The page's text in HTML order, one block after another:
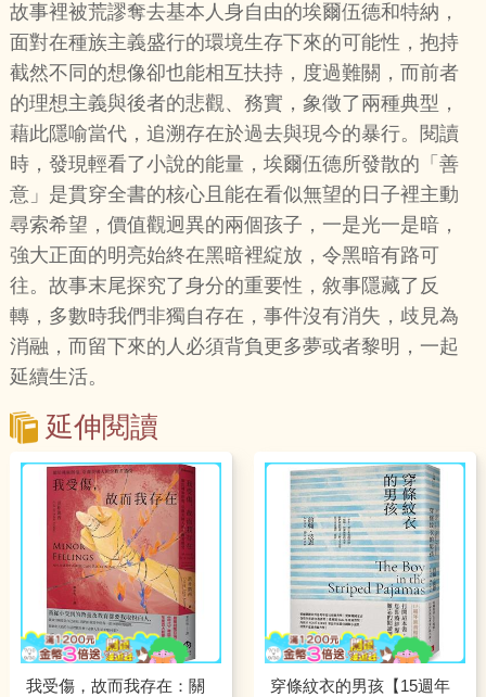
故事裡被荒謬奪去基本人身自由的埃爾伍德和特納，
面對在種族主義盛行的環境生存下來的可能性，抱持
截然不同的想像卻也能相互扶持，度過難關，而前者
的理想主義與後者的悲觀、務實，象徵了兩種典型，
藉此隱喻當代，追溯存在於過去與現今的暴行。閱讀
時，發現輕看了小說的能量，埃爾伍德所發散的「善
意」是貫穿全書的核心且能在看似無望的日子裡主動
尋索希望，價值觀迥異的兩個孩子，一是光一是暗，
強大正面的明亮始終在黑暗裡綻放，令黑暗有路可
往。故事末尾探究了身分的重要性，敘事隱藏了反
轉，多數時我們非獨自存在，事件沒有消失，歧見為
消融，而留下來的人必須背負更多夢或者黎明，一起
延續生活。
延伸閱讀
我受傷，故而我存在：關
穿條紋衣的男孩【15週年